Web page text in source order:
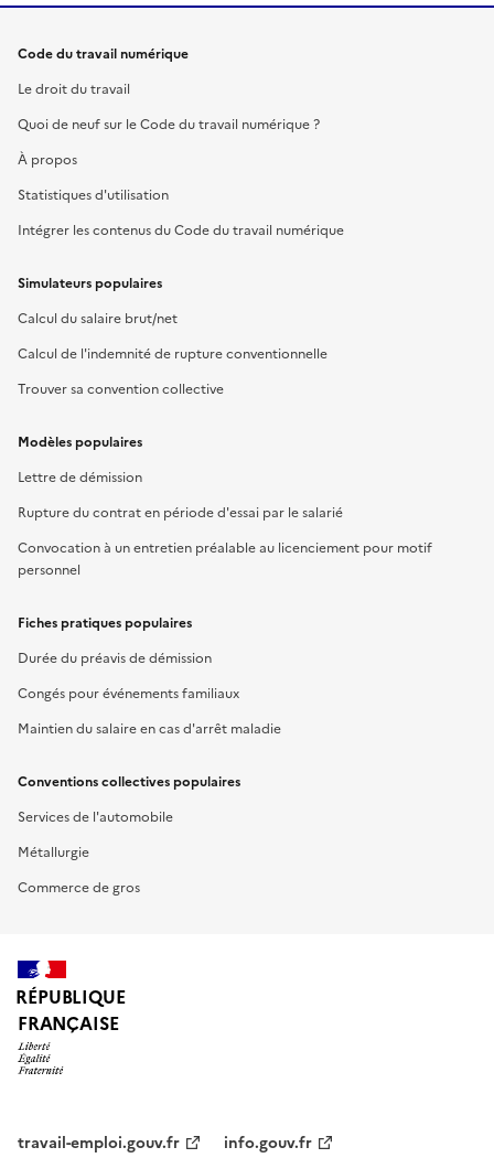
Code du travail numérique
Le droit du travail
Quoi de neuf sur le Code du travail numérique ?
À propos
Statistiques d'utilisation
Intégrer les contenus du Code du travail numérique
Simulateurs populaires
Calcul du salaire brut/net
Calcul de l'indemnité de rupture conventionnelle
Trouver sa convention collective
Modèles populaires
Lettre de démission
Rupture du contrat en période d'essai par le salarié
Convocation à un entretien préalable au licenciement pour motif
personnel
Fiches pratiques populaires
Durée du préavis de démission
Congés pour événements familiaux
Maintien du salaire en cas d'arrêt maladie
Conventions collectives populaires
Services de l'automobile
Métallurgie
Commerce de gros
RÉPUBLIQUE
FRANÇAISE
travail-emploi.gouv.fr
info.gouv.fr